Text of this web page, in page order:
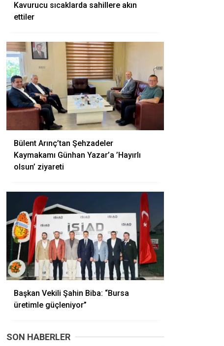
Kavurucu sıcaklarda sahillere akın
ettiler
Bülent Arınç’tan Şehzadeler
Kaymakamı Günhan Yazar’a ’Hayırlı
olsun’ ziyareti
Başkan Vekili Şahin Biba: “Bursa
üretimle güçleniyor”
SON HABERLER